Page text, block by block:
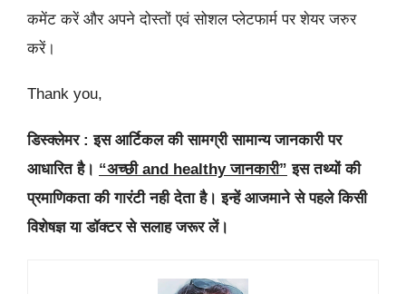
कमेंट करें और अपने दोस्तों एवं सोशल प्लेटफार्म पर शेयर जरुर
करें।
Thank you,
डिस्क्लेमर : इस आर्टिकल की सामग्री सामान्य जानकारी पर
आधारित है। “अच्छी and healthy जानकारी” इस तथ्यों की
प्रमाणिकता की गारंटी नही देता है। इन्हें आजमाने से पहले किसी
विशेषज्ञ या डॉक्टर से सलाह जरूर लें।